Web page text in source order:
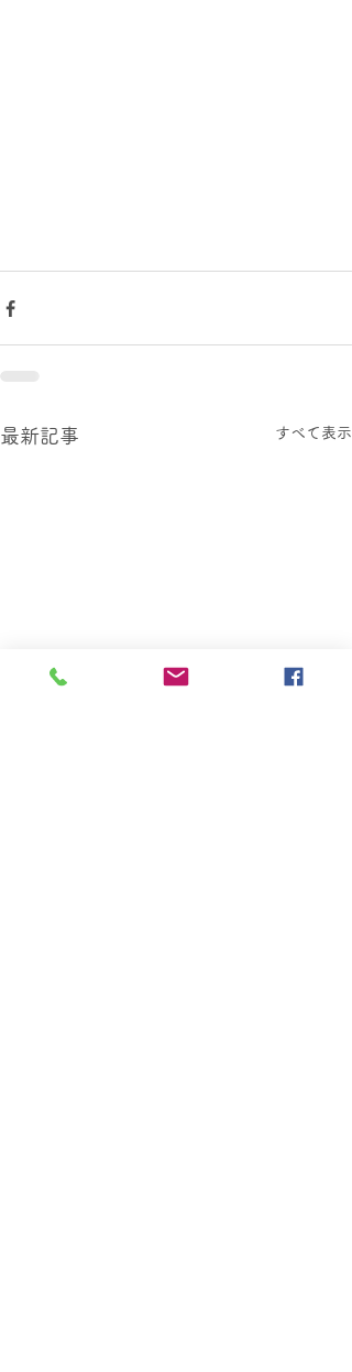
最新記事 すべて表示